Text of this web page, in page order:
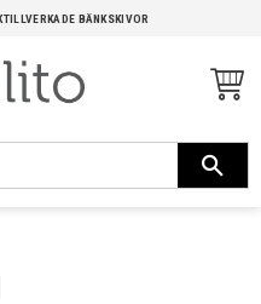
BÄNKSKIVOR